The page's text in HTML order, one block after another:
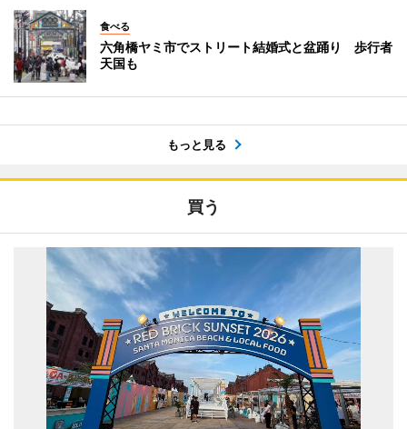
食べる
六角橋ヤミ市でストリート結婚式と盆踊り 歩行者
天国も
もっと見る
買う